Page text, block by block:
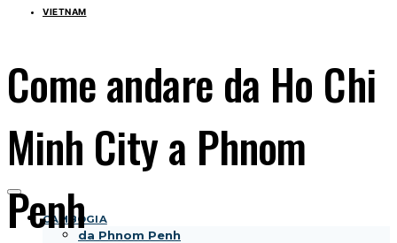
CAMBOGIA
da Phnom Penh
VIETNAM
Come andare da Ho Chi
Minh City a Phnom
Penh